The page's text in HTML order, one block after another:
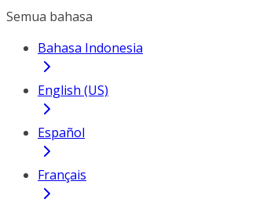
Semua bahasa
Bahasa Indonesia
English (US)
Español
Français